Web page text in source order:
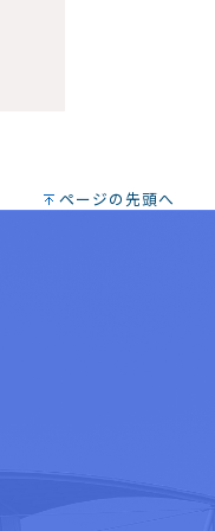
ページの先頭へ